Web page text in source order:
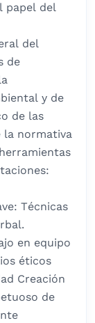
papel del
del
de
y de
de las
la normativa
Técnicas
en equipo
éticos
Creación
de